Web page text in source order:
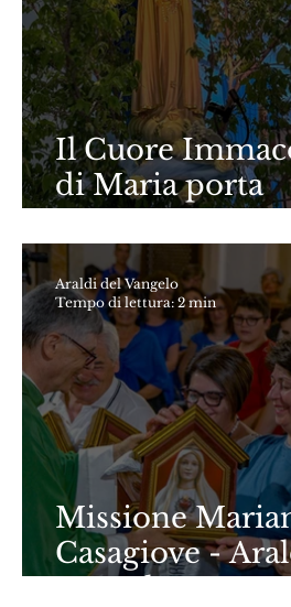
Il Cuore
di Maria porta
speranza a
Montecilfone
(Campobasso)
Missione
Casagiove -
Vangelo
Araldi del Vangelo
Tempo di lettura: 2 min